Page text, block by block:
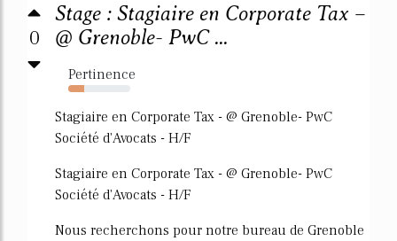
0
Stage : Stagiaire en Corporate Tax –
@ Grenoble- PwC ...
Pertinence
25%
Stagiaire en Corporate Tax - @ Grenoble- PwC
Société d'Avocats - H/F
Stagiaire en Corporate Tax - @ Grenoble- PwC
Société d'Avocats - H/F
Nous recherchons pour notre bureau de Grenoble